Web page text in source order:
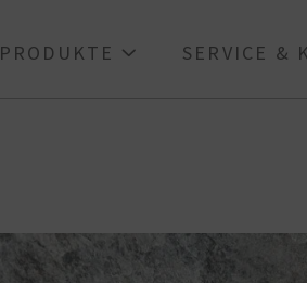
PRODUKTE SERVICE &